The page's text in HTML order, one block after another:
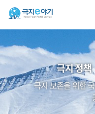
극지 정책
극지 보존을 위한